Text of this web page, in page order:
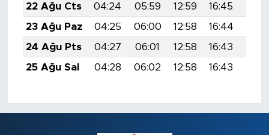
22 Ağu Cts
04:24 05:59 12:59 16:45
23 Ağu Paz
04:25 06:00 12:58 16:44
24 Ağu Pts
04:27 06:01 12:58 16:43
25 Ağu Sal
04:28 06:02 12:58 16:43